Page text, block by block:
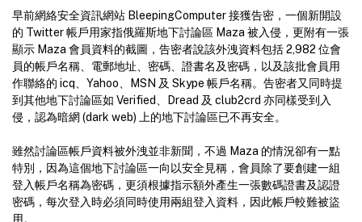
早前網絡安全資訊網站 BleepingComputer 接獲告密，一個新開設
的 Twitter 帳戶用家指俄羅斯地下討論區 Maza 被入侵，更附有一張
顯示 Maza 會員資料的截圖，告密者說該外洩資料包括 2,982 位會
員的帳戶名稱、電郵地址、密碼、證書名及密碼，以及該批會員用
作聯絡的 icq、Yahoo、MSN 及 Skype 帳戶名稱。告密者又同時提
到其他地下討論區如 Verified、Dread 及 club2crd 亦同樣受到入
侵，認為暗網 (dark web) 上的地下討論區已不再安全。
雖然討論區帳戶資料被外洩並非新聞，不過 Maza 的情況卻有一點
特別，因為這個地下討論區一向以安全見稱，會員除了要創建一組
登入帳戶名稱為密碼，更須根據指示額外產生一張數碼證書及認證
密碼，每次登入時必須同時使用兩組登入資料，因此帳戶較難被盜
用。